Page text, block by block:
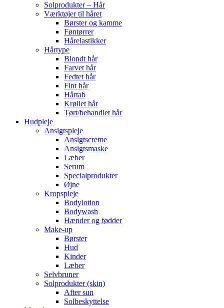
Solprodukter – Hår
Værktøjer til håret
Børster og kamme
Føntørrer
Hårelastikker
Hårtype
Blondt hår
Farvet hår
Fedtet hår
Fint hår
Hårtab
Krøllet hår
Tørt/behandlet hår
Hudpleje
Ansigtspleje
Ansigtscreme
Ansigtsmaske
Læber
Serum
Specialprodukter
Øjne
Kropspleje
Bodylotion
Bodywash
Hænder og fødder
Make-up
Børster
Hud
Kinder
Læber
Selvbruner
Solprodukter (skin)
After sun
Solbeskyttelse